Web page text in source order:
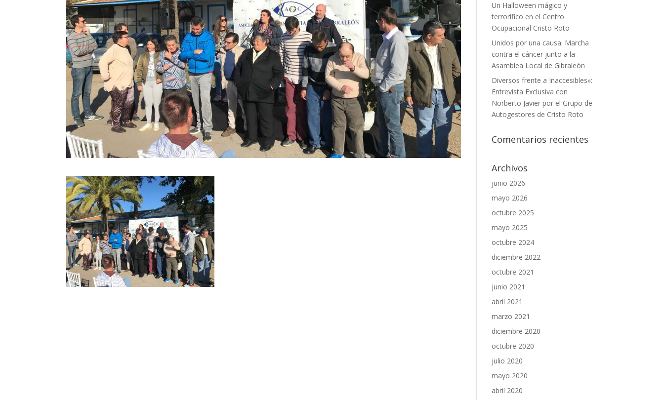
Un Halloween mágico y
terrorífico en el Centro
Ocupacional Cristo Roto
Unidos por una causa: Marcha
contra el cáncer junto a la
Asamblea Local de Gibraleón
Diversos frente a Inaccesibles»:
Entrevista Exclusiva con
Norberto Javier por el Grupo de
Autogestores de Cristo Roto
Comentarios recientes
Archivos
junio 2026
mayo 2026
octubre 2025
mayo 2025
octubre 2024
diciembre 2022
octubre 2021
junio 2021
abril 2021
marzo 2021
diciembre 2020
octubre 2020
julio 2020
mayo 2020
abril 2020